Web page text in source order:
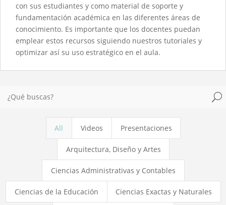
con sus estudiantes y como material de soporte y
fundamentación académica en las diferentes áreas de
conocimiento. Es importante que los docentes puedan
emplear estos recursos siguiendo nuestros tutoriales y
optimizar así su uso estratégico en el aula.
U
All Videos Presentaciones
Arquitectura, Diseño y Artes
Ciencias Administrativas y Contables
Ciencias de la Educación Ciencias Exactas y Naturales